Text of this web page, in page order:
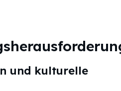
und kulturelle